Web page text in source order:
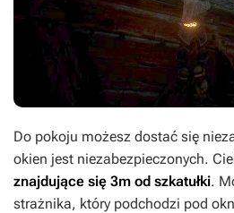
Do pokoju możesz dostać się
okien jest niezabezpieczonych.
znajdujące się 3m od szkatułki.
strażnika, który podchodzi pod